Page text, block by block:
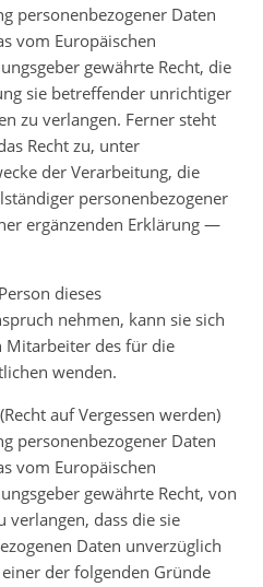
personenbezogener Daten
vom Europäischen
gewährte Recht, die
sie betreffender unrichtiger
zu verlangen. Ferner steht
Recht zu, unter
der Verarbeitung, die
personenbezogener
ergänzenden Erklärung —
dieses
nehmen, kann sie sich
Mitarbeiter des für die
wenden.
auf Vergessen werden)
personenbezogener Daten
vom Europäischen
gewährte Recht, von
verlangen, dass die sie
Daten unverzüglich
der folgenden Gründe